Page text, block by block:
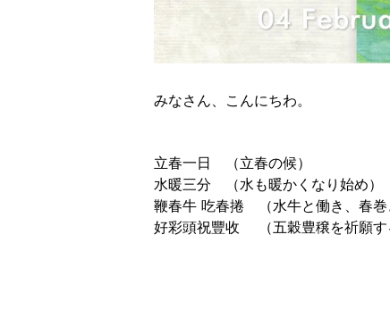
みなさん、こんにちわ。
立春一日 （立春の候）
水暖三分 （水も暖かくなり始め）
鞭春牛 吃春捲 （水牛と働き、春巻
好彩頭祝豐收 （五穀豊穣を祈願す